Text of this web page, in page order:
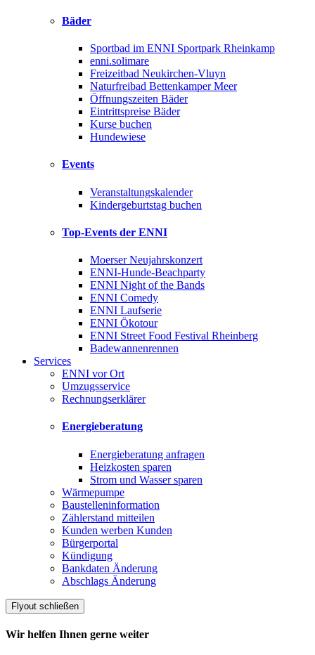
Bäder
Sportbad im ENNI Sportpark Rheinkamp
enni.solimare
Freizeitbad Neukirchen-Vluyn
Naturfreibad Bettenkamper Meer
Öffnungszeiten Bäder
Eintrittspreise Bäder
Kurse buchen
Hundewiese
Events
Veranstaltungskalender
Kindergeburtstag buchen
Top-Events der ENNI
Moerser Neujahrskonzert
ENNI-Hunde-Beachparty
ENNI Night of the Bands
ENNI Comedy
ENNI Laufserie
ENNI Ökotour
ENNI Street Food Festival Rheinberg
Badewannenrennen
Services
ENNI vor Ort
Umzugsservice
Rechnungserklärer
Energieberatung
Energieberatung anfragen
Heizkosten sparen
Strom und Wasser sparen
Wärmepumpe
Baustelleninformation
Zählerstand mitteilen
Kunden werben Kunden
Bürgerportal
Kündigung
Bankdaten Änderung
Abschlags Änderung
Flyout schließen
Wir helfen Ihnen gerne weiter